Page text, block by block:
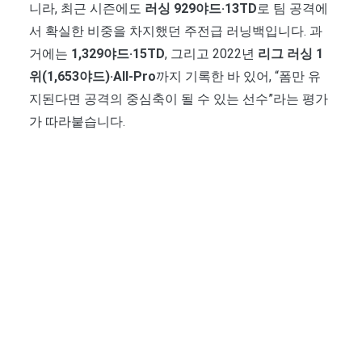
니라, 최근 시즌에도 러싱 929야드·13TD로 팀 공격에
서 확실한 비중을 차지했던 주전급 러닝백입니다. 과
거에는 1,329야드·15TD, 그리고 2022년 리그 러싱 1
위(1,653야드)·All-Pro까지 기록한 바 있어, “폼만 유
지된다면 공격의 중심축이 될 수 있는 선수”라는 평가
가 따라붙습니다.